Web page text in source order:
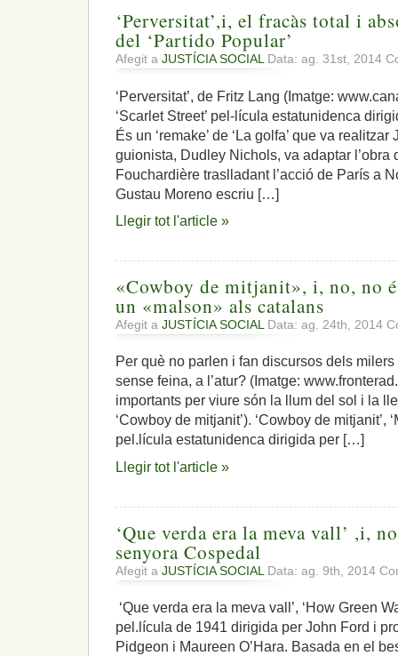
‘Perversitat’,i, el fracàs total i
del ‘Partido Popular’
Afegit a JUSTÍCIA SOCIAL Data: ag. 31st, 2014
‘Perversitat’, de Fritz Lang (Imatge:
‘Scarlet Street’ pel-lícula estatunidenca
És un ‘remake’ de ‘La golfa’ que va
guionista, Dudley Nichols, va adaptar l’obra
Fouchardière traslladant l’acció de París a
Gustau Moreno escriu […]
Llegir tot l'article »
«Cowboy de mitjanit», i, no, no
un «malson» als catalans
Afegit a JUSTÍCIA SOCIAL Data: ag. 24th, 2014
Per què no parlen i fan discursos dels
sense feina, a l’atur? (Imatge:
importants per viure són la llum del sol i la
‘Cowboy de mitjanit’). ‘Cowboy de mitjanit’,
pel.lícula estatunidenca dirigida per […]
Llegir tot l'article »
‘Que verda era la meva vall’ ,i,
senyora Cospedal
Afegit a JUSTÍCIA SOCIAL Data: ag. 9th, 2014
‘Que verda era la meva vall’, ‘How Green
pel.lícula de 1941 dirigida per John Ford i
Pidgeon i Maureen O’Hara. Basada en el